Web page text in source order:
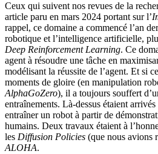
Ceux qui suivent nos revues de la
article paru en mars 2024 portant sur l’
rappel, ce domaine a commencé l’an
robotique et l’intelligence artificielle,
Deep Reinforcement Learning. Ce
agent à résoudre une tâche en
modélisant la réussite de l’agent. Et si
moments de gloire (en manipulation
AlphaGoZero), il a toujours souffert
entraînements. Là-dessus étaient
entraîner un robot à partir de
humains. Deux travaux étaient à
les Diffusion Policies (que nous avions
ALOHA.